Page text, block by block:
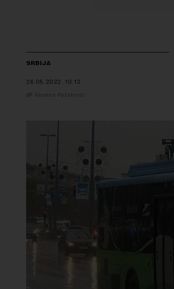
SRBIJA
26.05.2022. 10:12
Nevena Petaković